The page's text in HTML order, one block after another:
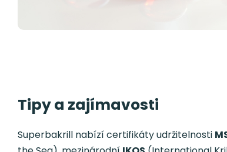
Tipy a zajímavosti
Superbakrill nabízí certifikáty udržitelnosti